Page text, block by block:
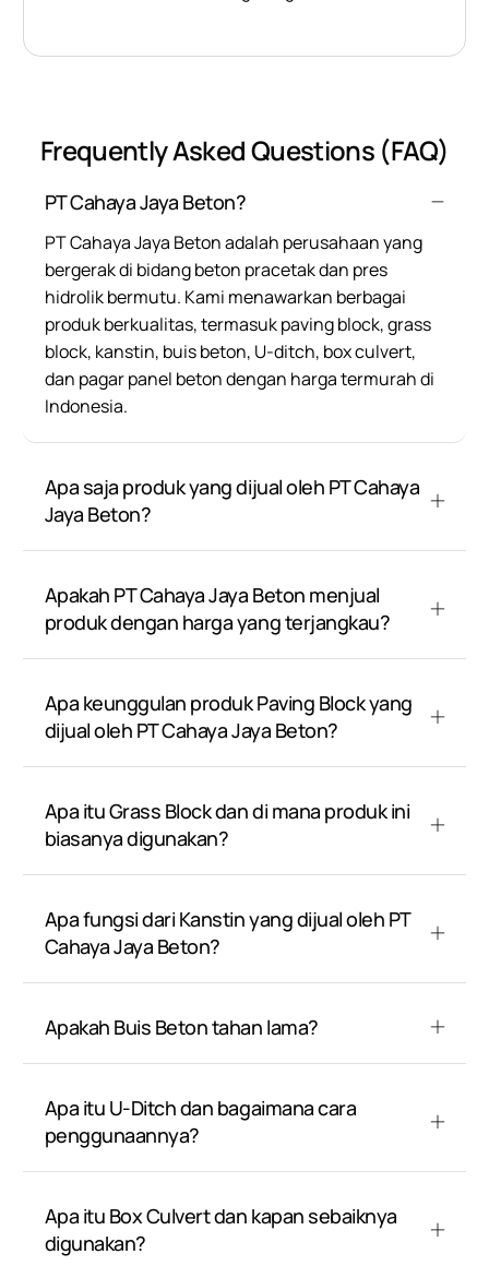
Frequently Asked Questions (FAQ)
PT Cahaya Jaya Beton?
PT Cahaya Jaya Beton adalah perusahaan yang
bergerak di bidang beton pracetak dan pres
hidrolik bermutu. Kami menawarkan berbagai
produk berkualitas, termasuk paving block, grass
block, kanstin, buis beton, U-ditch, box culvert,
dan pagar panel beton dengan harga termurah di
Indonesia.
Apa saja produk yang dijual oleh PT Cahaya
Jaya Beton?
Apakah PT Cahaya Jaya Beton menjual
produk dengan harga yang terjangkau?
Apa keunggulan produk Paving Block yang
dijual oleh PT Cahaya Jaya Beton?
Apa itu Grass Block dan di mana produk ini
biasanya digunakan?
Apa fungsi dari Kanstin yang dijual oleh PT
Cahaya Jaya Beton?
Apakah Buis Beton tahan lama?
Apa itu U-Ditch dan bagaimana cara
penggunaannya?
Apa itu Box Culvert dan kapan sebaiknya
digunakan?